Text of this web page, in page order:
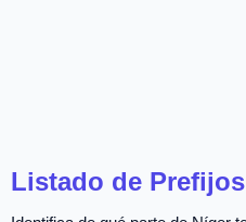
Listado de